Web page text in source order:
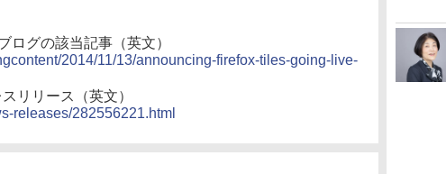
ログの該当記事（英文）
2014/11/13/announcing-firefox-tiles-going-live-
リリース（英文）
releases/282556221.html